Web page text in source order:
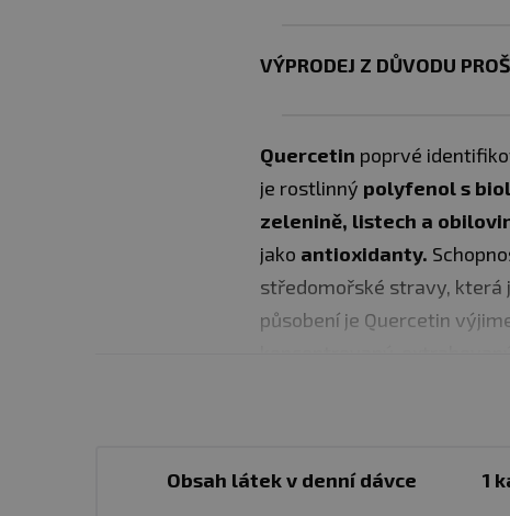
VÝPRODEJ Z DŮVODU
Quercetin poprvé
je rostlinný polyfenol s
zelenině, listech a
jako antioxidanty.
středomořské stravy, která
působení je Quercetin
Sophora Japonica.
✅K normálnímu
Obsah látek v denní dávce 1